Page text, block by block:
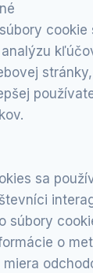
cookie
sa
súbory
o